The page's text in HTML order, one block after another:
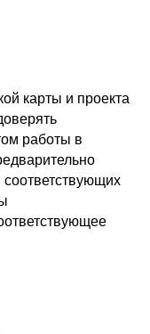
карты и проекта
работы в
соответствующих